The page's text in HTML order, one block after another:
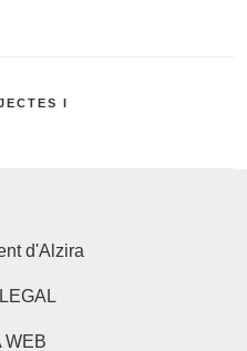
I
d'Alzira
WEB